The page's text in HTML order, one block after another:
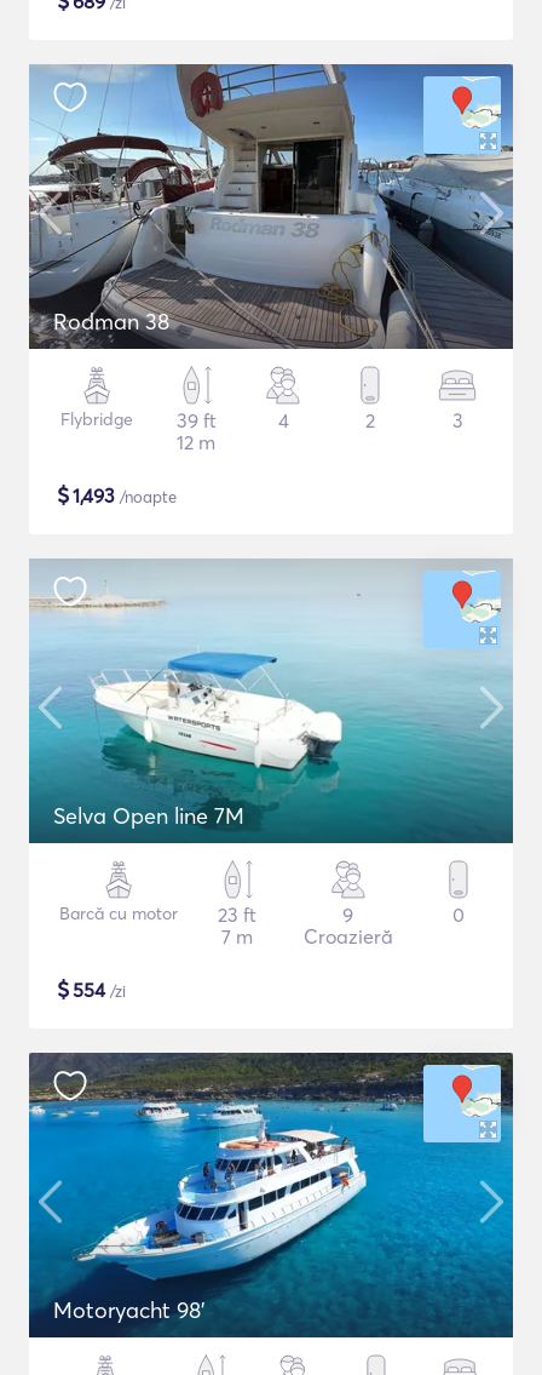
Rodman 38
Flybridge
39 ft
12 m
4 2 3
$1,493 /noapte
Selva Open line 7M
Barcă cu motor
23 ft
7 m
9
Croazieră
0
$554/zi
Motoryacht 98'